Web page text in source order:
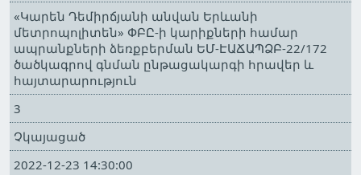
«Կարեն Դեմիրճյանի անվան Երևանի
մետրոպոլիտեն» ՓԲԸ-ի կարիքների համար
ապրանքների ձեռքբերման ԵՄ-ԷԱՃԱՊՁԲ-22/172
ծածկագրով գնման ընթացակարգի հրավեր և
հայտարարություն
3
Չկայացած
2022-12-23 14:30:00